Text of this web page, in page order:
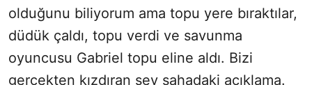
olduğunu biliyorum ama topu yere bıraktılar,
düdük çaldı, topu verdi ve savunma
oyuncusu Gabriel topu eline aldı. Bizi
gerçekten kızdıran şey sahadaki açıklama.